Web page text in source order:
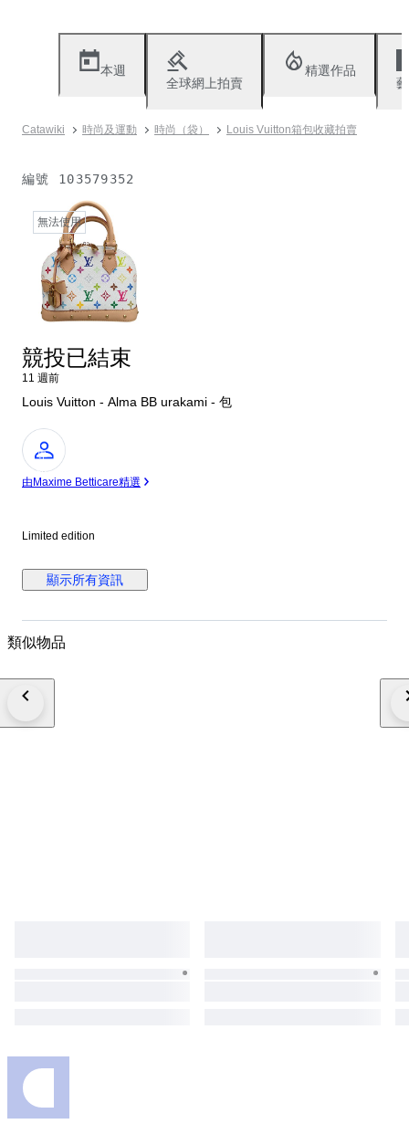
本週
全球網上拍賣
精選作品
Catawiki 時尚及運動 時尚（袋） Louis Vuitton箱包收藏拍賣
編號 103579352
無法使用
競投已結束
11 週前
Louis Vuitton - Alma BB urakami - 包
專
家
由Maxime Betticare精選
Limited edition
顯示所有資訊
類似物品